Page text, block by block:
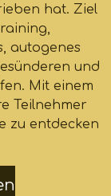
hat. Ziel
autogenes
und
Mit einem
Teilnehmer
zu entdecken